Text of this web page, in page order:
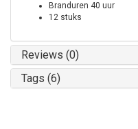
Branduren 40 uur
12 stuks
Reviews (0)
Tags (6)